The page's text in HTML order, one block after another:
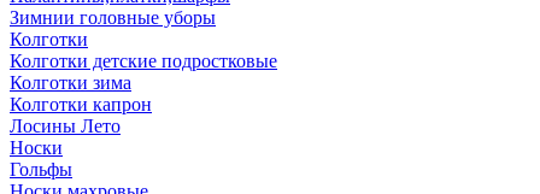
Зимнии головные уборы
Колготки
Колготки детские подростковые
Колготки зима
Колготки капрон
Лосины Лето
Носки
Гольфы